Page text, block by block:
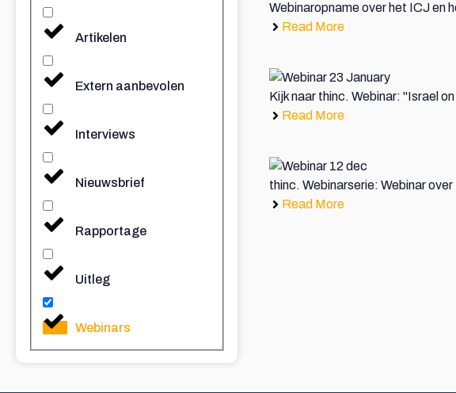
Artikelen
Extern aanbevolen
Interviews
Nieuwsbrief
Rapportage
Uitleg
Webinars
Webinaropname over het ICJ en
Read More
Kijk naar thinc. Webinar: "Israel
Read More
thinc. Webinarserie: Webinar
Read More